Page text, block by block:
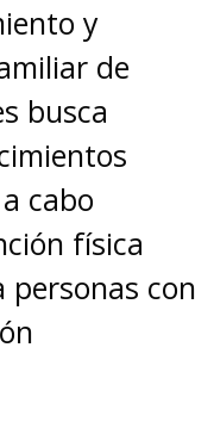
y
de
busca
cabo
física
con